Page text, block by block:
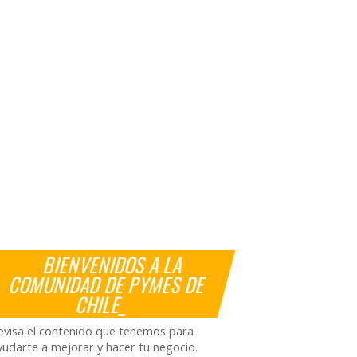
BIENVENIDOS A LA
COMUNIDAD DE PYMES DE
CHILE_
el contenido que tenemos para
a mejorar y hacer tu negocio.